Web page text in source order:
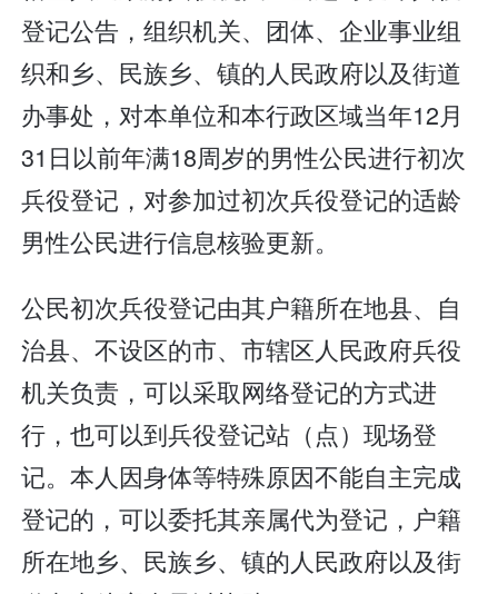
登记公告，组织机关、团体、企业事业组
织和乡、民族乡、镇的人民政府以及街道
办事处，对本单位和本行政区域当年12月
31日以前年满18周岁的男性公民进行初次
兵役登记，对参加过初次兵役登记的适龄
男性公民进行信息核验更新。
公民初次兵役登记由其户籍所在地县、自
治县、不设区的市、市辖区人民政府兵役
机关负责，可以采取网络登记的方式进
行，也可以到兵役登记站（点）现场登
记。本人因身体等特殊原因不能自主完成
登记的，可以委托其亲属代为登记，户籍
所在地乡、民族乡、镇的人民政府以及街